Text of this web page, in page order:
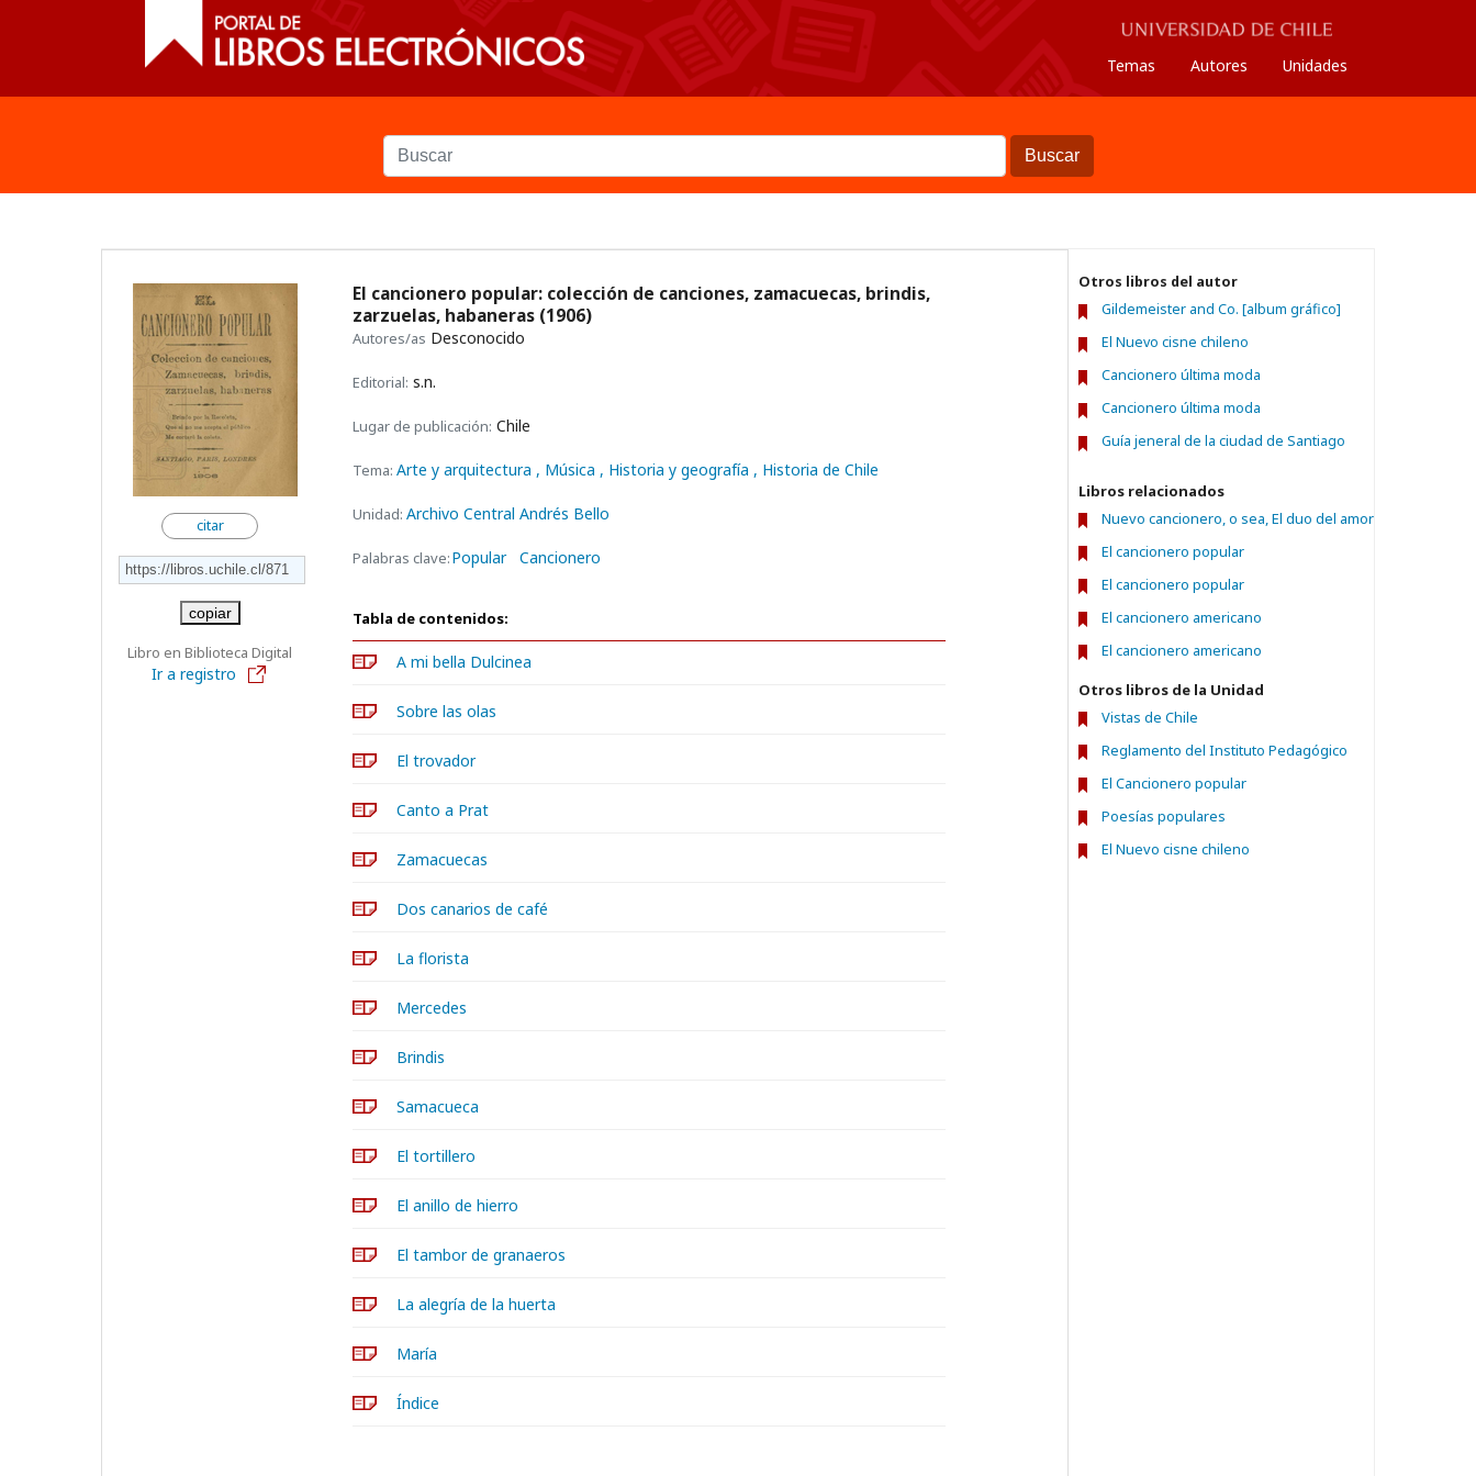
Temas Autores Unidades
Buscar
citar
copiar
Libro en Biblioteca Digital
Ir a registro
El cancionero popular: colección de canciones, zamacuecas, brindis,
zarzuelas, habaneras (1906)
Autores/as Desconocido
Editorial: s.n.
Lugar de publicación: Chile
Tema: Arte y arquitectura , Música , Historia y geografía , Historia de Chile
Unidad: Archivo Central Andrés Bello
Palabras clave:Popular Cancionero
Tabla de contenidos:
A mi bella Dulcinea
Sobre las olas
El trovador
Canto a Prat
Zamacuecas
Dos canarios de café
La florista
Mercedes
Brindis
Samacueca
El tortillero
El anillo de hierro
El tambor de granaeros
La alegría de la huerta
María
Índice
Otros libros del autor
Gildemeister and Co. [album gráfico]
El Nuevo cisne chileno
Cancionero última moda
Cancionero última moda
Guía jeneral de la ciudad de Santiago
Libros relacionados
Nuevo cancionero, o sea, El duo del amor
El cancionero popular
El cancionero popular
El cancionero americano
El cancionero americano
Otros libros de la Unidad
Vistas de Chile
Reglamento del Instituto Pedagógico
El Cancionero popular
Poesías populares
El Nuevo cisne chileno